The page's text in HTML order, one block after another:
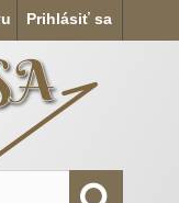
Prihlásiť sa